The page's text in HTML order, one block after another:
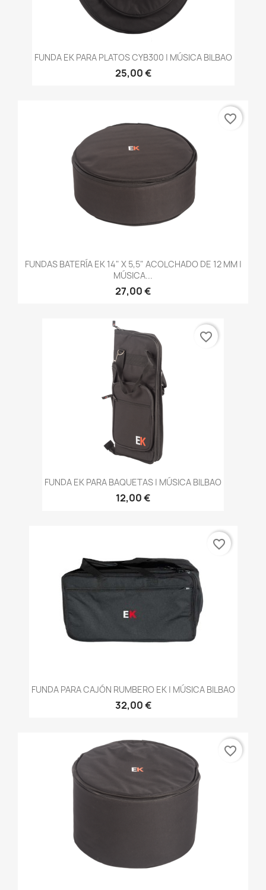
FUNDA EK PARA PLATOS CYB300 | MÚSICA BILBAO
25,00 €
FUNDAS BATERÍA EK 14" X 5,5" ACOLCHADO DE 12 MM |
MÚSICA...
27,00 €
favorite_border
FUNDA EK PARA BAQUETAS | MÚSICA BILBAO
12,00 €
favorite_border
FUNDA PARA CAJÓN RUMBERO EK | MÚSICA BILBAO
32,00 €
favorite_border
favorite_border